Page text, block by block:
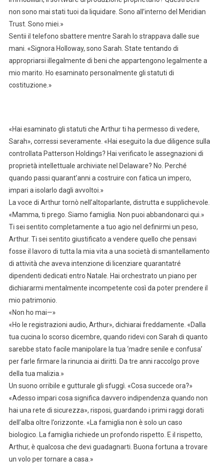
non sono mai stati tuoi da liquidare. Sono all’interno del Meridian
Trust. Sono miei.»
Sentii il telefono sbattere mentre Sarah lo strappava dalle sue
mani. «Signora Holloway, sono Sarah. State tentando di
appropriarsi illegalmente di beni che appartengono legalmente a
mio marito. Ho esaminato personalmente gli statuti di
costituzione.»
«Hai esaminato gli statuti che Arthur ti ha permesso di vedere,
Sarah», corressi severamente. «Hai eseguito la due diligence sulla
controllata Patterson Holdings? Hai verificato le assegnazioni di
proprietà intellettuale archiviate nel Delaware? No. Perché
quando passi quarant’anni a costruire con fatica un impero,
impari a isolarlo dagli avvoltoi.»
La voce di Arthur tornò nell’altoparlante, distrutta e supplichevole.
«Mamma, ti prego. Siamo famiglia. Non puoi abbandonarci qui.»
Ti sei sentito completamente a tuo agio nel definirmi un peso,
Arthur. Ti sei sentito giustificato a vendere quello che pensavi
fosse il lavoro di tutta la mia vita a una società di smantellamento
di attività che aveva intenzione di licenziare quarantatré
dipendenti dedicati entro Natale. Hai orchestrato un piano per
dichiararmi mentalmente incompetente così da poter prendere il
mio patrimonio.
«Non ho mai—»
«Ho le registrazioni audio, Arthur», dichiarai freddamente. «Dalla
tua cucina lo scorso dicembre, quando ridevi con Sarah di quanto
sarebbe stato facile manipolare la tua ‘madre senile e confusa’
per farle firmare la rinuncia ai diritti. Da tre anni raccolgo prove
della tua malizia.»
Un suono orribile e gutturale gli sfuggì. «Cosa succede ora?»
«Adesso impari cosa significa davvero indipendenza quando non
hai una rete di sicurezza», risposi, guardando i primi raggi dorati
dell’alba oltre l’orizzonte. «La famiglia non è solo un caso
biologico. La famiglia richiede un profondo rispetto. E il rispetto,
Arthur, è qualcosa che devi guadagnarti. Buona fortuna a trovare
un volo per tornare a casa.»